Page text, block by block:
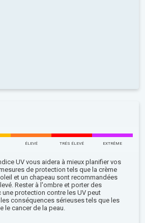
ÉLEVÉ TRÉS ÉLEVÉ EXTRÊME
UV vous aidera à mieux planifier vos
de protection tels que la crème
et un chapeau sont recommandées
Rester à l'ombre et porter des
protection contre les UV peut
conséquences sérieuses tels que les
le cancer de la peau.